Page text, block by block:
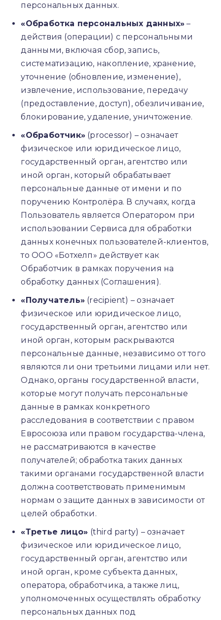
персональных данных.
«Обработка персональных данных» –
действия (операции) с персональными
данными, включая сбор, запись,
систематизацию, накопление, хранение,
уточнение (обновление, изменение),
извлечение, использование, передачу
(предоставление, доступ), обезличивание,
блокирование, удаление, уничтожение.
«Обработчик» (processor) – означает
физическое или юридическое лицо,
государственный орган, агентство или
иной орган, который обрабатывает
персональные данные от имени и по
поручению Контролёра. В случаях, когда
Пользователь является Оператором при
использовании Сервиса для обработки
данных конечных пользователей-клиентов,
то ООО «Ботхелп» действует как
Обработчик в рамках поручения на
обработку данных (Соглашения).
«Получатель» (recipient) – означает
физическое или юридическое лицо,
государственный орган, агентство или
иной орган, которым раскрываются
персональные данные, независимо от того
являются ли они третьими лицами или нет.
Однако, органы государственной власти,
которые могут получать персональные
данные в рамках конкретного
расследования в соответствии с правом
Евросоюза или правом государства-члена,
не рассматриваются в качестве
получателей; обработка таких данных
такими органами государственной власти
должна соответствовать применимым
нормам о защите данных в зависимости от
целей обработки.
«Третье лицо» (third party) – означает
физическое или юридическое лицо,
государственный орган, агентство или
иной орган, кроме субъекта данных,
оператора, обработчика, а также лиц,
уполномоченных осуществлять обработку
персональных данных под